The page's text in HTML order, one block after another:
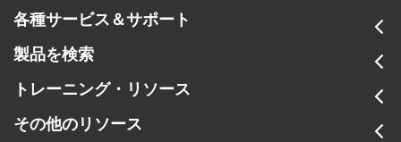
各種サービス＆サポート
製品を検索
トレーニング・リソース
その他のリソース